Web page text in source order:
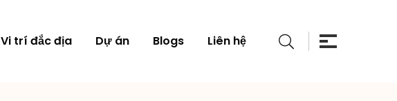
Vi trí đắc địa Dự án Blogs Liên hệ